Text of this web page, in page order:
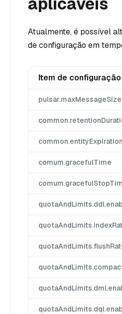
Atualmente, é possível
de configuração em
Item de configuração
pulsar.maxMessageSize
common.entityExpiration
comum.gracefulTime